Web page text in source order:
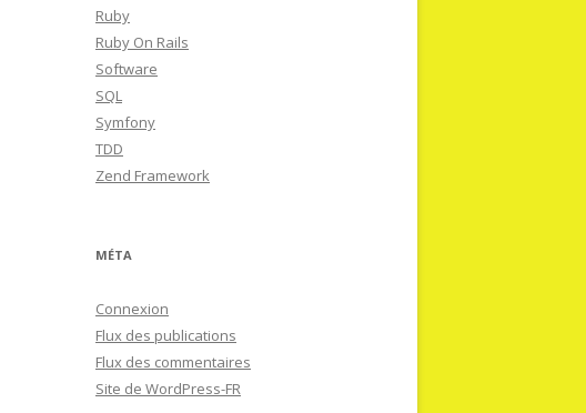
Ruby
Ruby On Rails
Software
SQL
Symfony
TDD
Zend Framework
MÉTA
Connexion
Flux des publications
Flux des commentaires
Site de WordPress-FR